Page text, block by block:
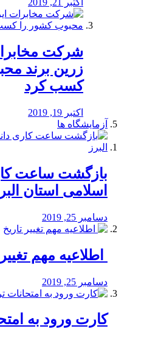
اکتبر 21, 2019
شرکت
زرین برند
کسب کرد
اکتبر 19, 2019
آزمایشگاه ها
بازگشت ساعت
اسلامی استان
دسامبر 25, 2019
اطلاعیه مهم
دسامبر 25, 2019
کارت ورود به